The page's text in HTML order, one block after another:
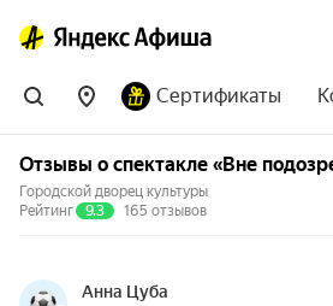
Сертификаты
Отзывы о спектакле «Вне
Городской дворец культуры
Рейтинг
9.3 165 отзывов
Анна Цуба